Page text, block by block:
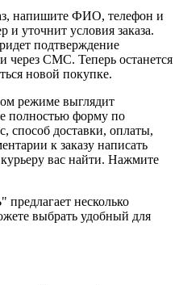
напишите ФИО, телефон и
и уточнит условия заказа.
подтверждение
через СМС. Теперь останется
новой покупке.
режиме выглядит
полностью форму по
способ доставки, оплаты,
к заказу написать
вас найти. Нажмите
несколько
выбрать удобный для